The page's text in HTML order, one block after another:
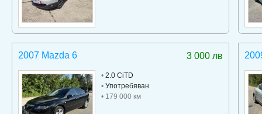
3 000 лв
2007 Mazda 6
• 2.0 CiTD
• Употребяван
• 179 000 км